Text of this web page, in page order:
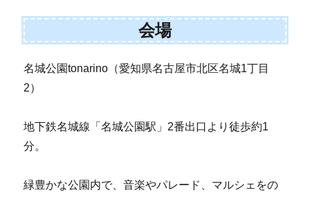
会場
名城公園tonarino（愛知県名古屋市北区名城1丁目
2）
地下鉄名城線「名城公園駅」2番出口より徒歩約1
分。
緑豊かな公園内で、音楽やパレード、マルシェをの